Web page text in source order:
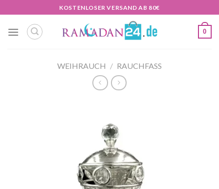
Inhalt
springen
KOSTENLOSER VERSAND AB 80€
0
WEIHRAUCH / RAUCHFASS